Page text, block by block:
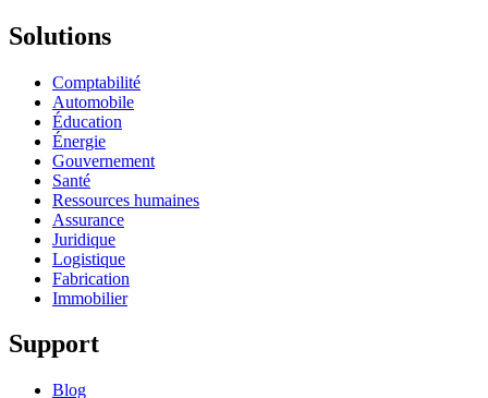
Solutions
Comptabilité
Automobile
Éducation
Énergie
Gouvernement
Santé
Ressources humaines
Assurance
Juridique
Logistique
Fabrication
Immobilier
Support
Blog